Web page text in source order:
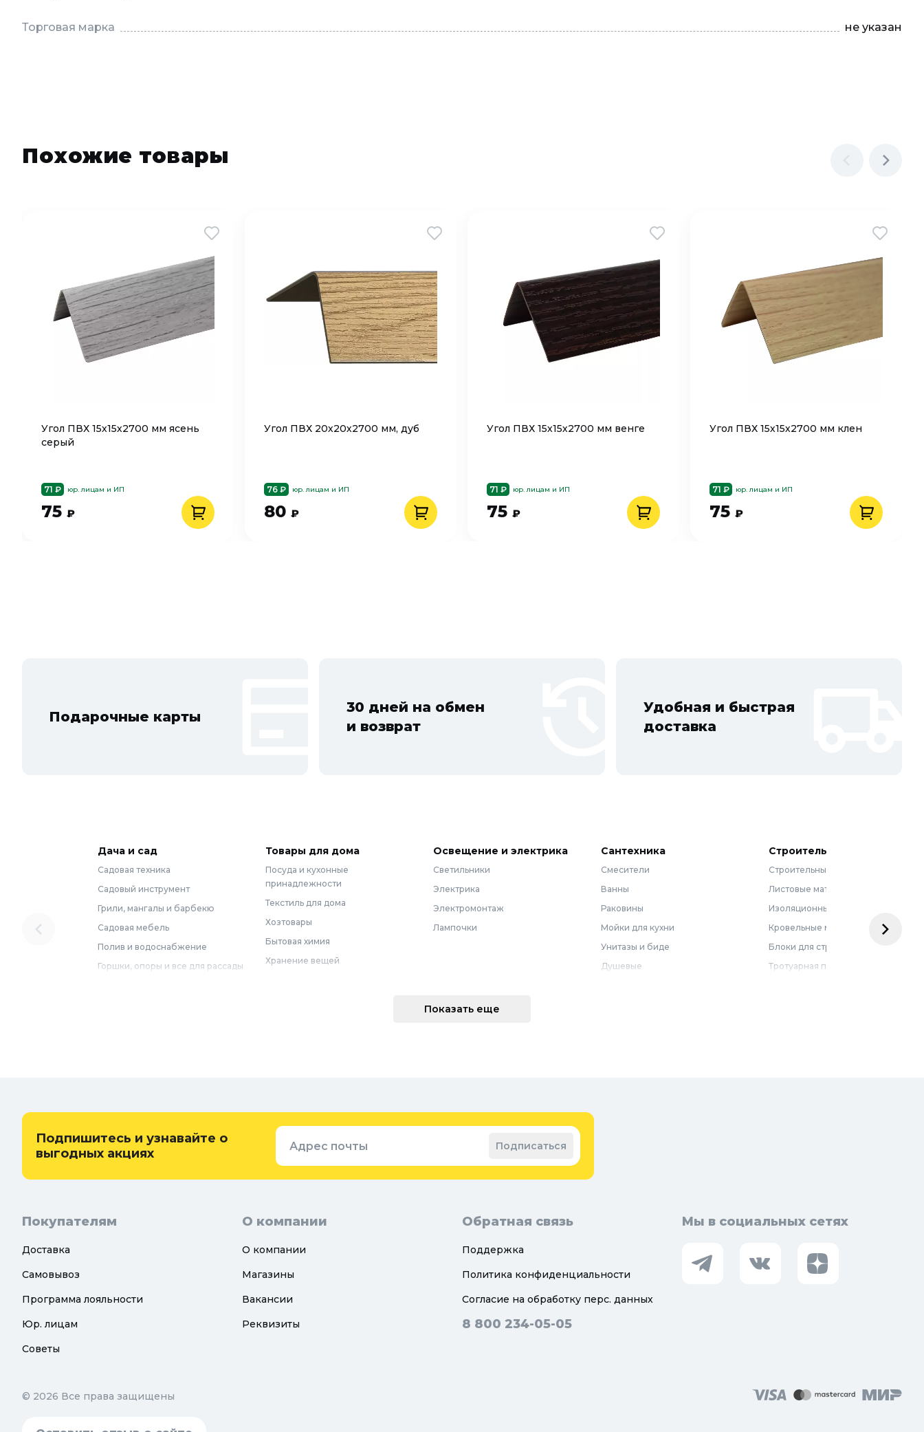
Торговая марка не указан
Похожие товары
Угол ПВХ 15х15х2700 мм ясень
серый
71 ₽ юр. лицам и ИП
75 ₽
Угол ПВХ 20х20х2700 мм, дуб
76 ₽ юр. лицам и ИП
80 ₽
Угол ПВХ 15х15х2700 мм венге
71 ₽ юр. лицам и ИП
75 ₽
Угол ПВХ 15х15х2700 мм клен
71 ₽ юр. лицам и ИП
75 ₽
Подарочные карты
30 дней на обмен
и возврат
Удобная и быстрая
доставка
Дача и сад
Садовая техника
Садовый инструмент
Грили, мангалы и барбекю
Садовая мебель
Полив и водоснабжение
Горшки, опоры и все для рассады
Теплицы, парники и укрывной
материал
Товары для дома
Посуда и кухонные
принадлежности
Текстиль для дома
Хозтовары
Бытовая химия
Хранение вещей
Придверные коврики
Освещение и электрика
Светильники
Электрика
Электромонтаж
Лампочки
Сантехника
Смесители
Ванны
Раковины
Мойки для кухни
Унитазы и биде
Душевые
Строительные материалы
Строительные смеси
Листовые материалы
Изоляционные материалы
Кровельные материалы
Блоки для строительства
Тротуарная плитка
Показать еще
Подпишитесь и узнавайте о
выгодных акциях
Адрес почты Подписаться
Покупателям
Доставка
Самовывоз
Программа лояльности
Юр. лицам
Советы
О компании
О компании
Магазины
Вакансии
Реквизиты
Обратная связь
Поддержка
Политика конфиденциальности
Согласие на обработку перс. данных
8 800 234-05-05
Мы в социальных сетях
© 2026 Все права защищены